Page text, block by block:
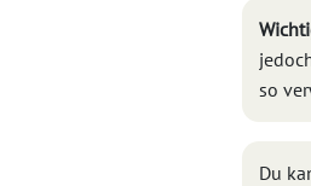
so
Du